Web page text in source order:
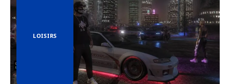
LOISIRS